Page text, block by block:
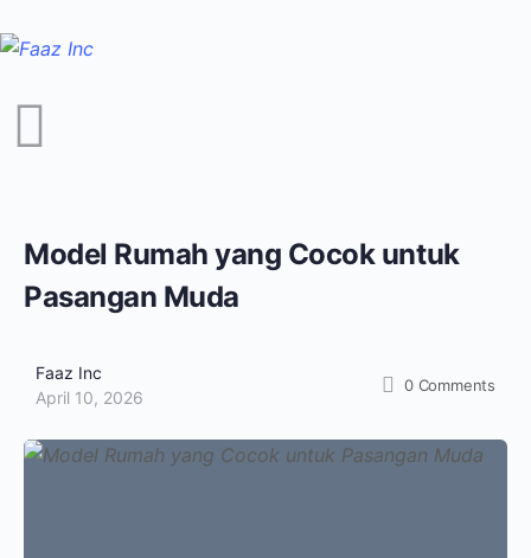
Model Rumah yang Cocok untuk
Pasangan Muda
Faaz Inc
April 10, 2026
0 Comments